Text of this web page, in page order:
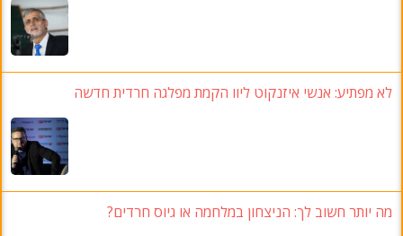
לא מפתיע: אנשי איזנקוט ליוו הקמת מפלגה חרדית חדשה
מה יותר חשוב לך: הניצחון במלחמה או גיוס חרדים?